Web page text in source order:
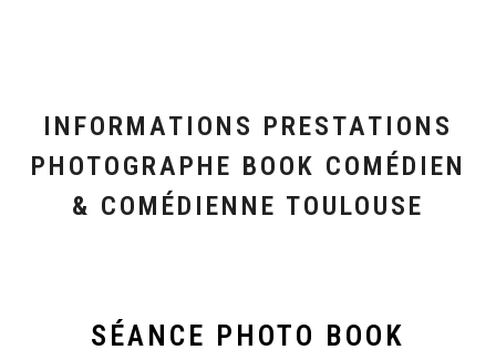
INFORMATIONS PRESTATIONS
PHOTOGRAPHE BOOK COMÉDIEN
& COMÉDIENNE TOULOUSE
SÉANCE PHOTO BOOK